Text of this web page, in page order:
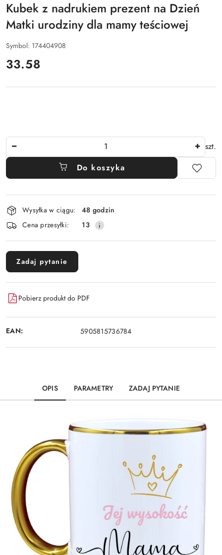
Kubek z nadrukiem prezent na Dzień
Matki urodziny dla mamy teściowej
Symbol: 174404908
cena:
33.58
szt.
Do koszyka
Dostępność
i
dostawa
Wysyłka w ciągu:
48 godzin
Cena przesyłki:
13
Zadaj pytanie
Pobierz produkt do PDF
EAN: 5905815736784
OPIS PARAMETRY ZADAJ PYTANIE